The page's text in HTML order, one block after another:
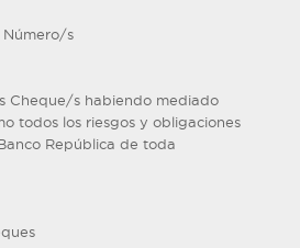
s
Cheque/s habiendo mediado
todos los riesgos y obligaciones
República de toda